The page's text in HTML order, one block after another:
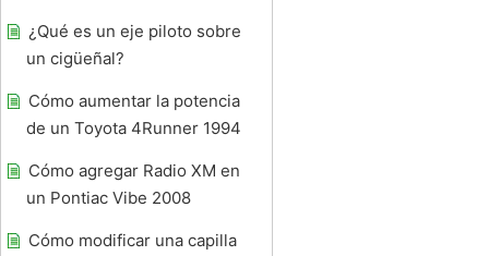
¿Qué es un eje piloto sobre
un cigüeñal?
Cómo aumentar la potencia
de un Toyota 4Runner 1994
Cómo agregar Radio XM en
un Pontiac Vibe 2008
Cómo modificar una capilla